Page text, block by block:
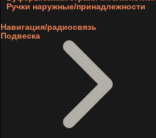
Ручки наружные/принадлежности
Навигация/радиосвязь
Подвеска